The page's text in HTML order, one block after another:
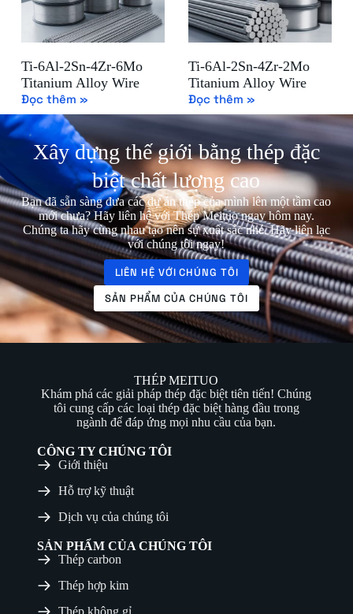
Ti-6Al-2Sn-4Zr-6Mo
Titanium Alloy Wire
Đọc thêm »
Ti-6Al-2Sn-4Zr-2Mo
Titanium Alloy Wire
Đọc thêm »
Xây dựng thế giới bằng thép đặc
biệt chất lượng cao
Bạn đã sẵn sàng đưa các dự án thép của mình lên một tầm cao
mới chưa? Hãy liên hệ với Thép Meituo ngay hôm nay.
Chúng ta hãy cùng nhau tạo nên sự xuất sắc nhé. Hãy liên lạc
với chúng tôi ngay!
LIÊN HỆ VỚI CHÚNG TÔI
SẢN PHẨM CỦA CHÚNG TÔI
THÉP MEITUO
Khám phá các giải pháp thép đặc biệt tiên tiến! Chúng
tôi cung cấp các loại thép đặc biệt hàng đầu trong
ngành để đáp ứng mọi nhu cầu của bạn.
CÔNG TY CHÚNG TÔI
Giới thiệu
Hỗ trợ kỹ thuật
Dịch vụ của chúng tôi
SẢN PHẨM CỦA CHÚNG TÔI
Thép carbon
Thép hợp kim